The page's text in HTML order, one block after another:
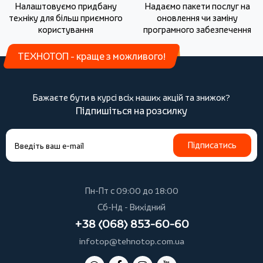
Налаштовуємо придбану
техніку для більш приємного
користування
Надаємо пакети послуг на
оновлення чи заміну
програмного забезпечення
ТЕХНОТОП - краще з можливого!
Бажаєте бути в курсі всіх наших акцій та знижок?
Підпишіться на розсилку
Підписатись
Пн-Пт с 09:00 до 18:00
Сб-Нд - Вихідний
+38 (068) 853-60-60
infotop@tehnotop.com.ua